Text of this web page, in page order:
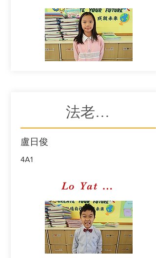
法老王的新衣
盧日俊
4A1
Lo Yat Chun